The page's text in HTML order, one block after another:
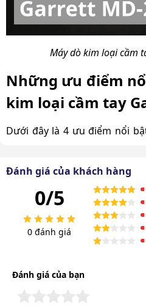
Máy dò kim loại cầm
Những ưu điểm
kim loại cầm tay
Dưới đây là 4 ưu điểm nổi
Máy thiết kế cầm tay,
Với kích thước cực kỳ nhỏ
thiết kế để vừa với tay người
không bị mỏi tay.
Đánh giá của khách hàng
0/5
0 đánh giá
Đánh giá của bạn